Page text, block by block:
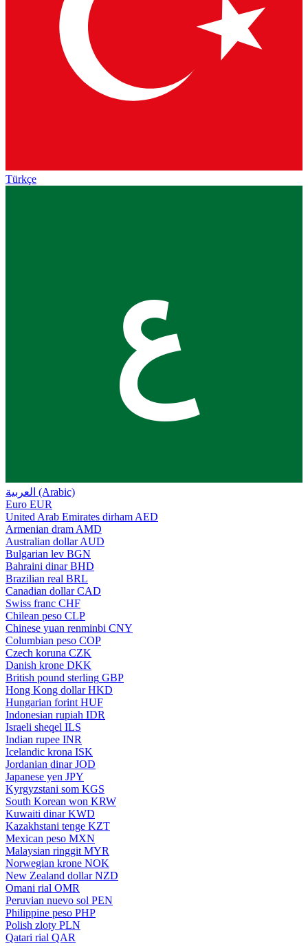
Türkçe
ع
العربية (Arabic)
Euro EUR
United Arab Emirates dirham AED
Armenian dram AMD
Australian dollar AUD
Bulgarian lev BGN
Bahraini dinar BHD
Brazilian real BRL
Canadian dollar CAD
Swiss franc CHF
Chilean peso CLP
Chinese yuan renminbi CNY
Columbian peso COP
Czech koruna CZK
Danish krone DKK
British pound sterling GBP
Hong Kong dollar HKD
Hungarian forint HUF
Indonesian rupiah IDR
Israeli sheqel ILS
Indian rupee INR
Icelandic krona ISK
Jordanian dinar JOD
Japanese yen JPY
Kyrgyzstani som KGS
South Korean won KRW
Kuwaiti dinar KWD
Kazakhstani tenge KZT
Mexican peso MXN
Malaysian ringgit MYR
Norwegian krone NOK
New Zealand dollar NZD
Omani rial OMR
Peruvian nuevo sol PEN
Philippine peso PHP
Polish zloty PLN
Qatari rial QAR